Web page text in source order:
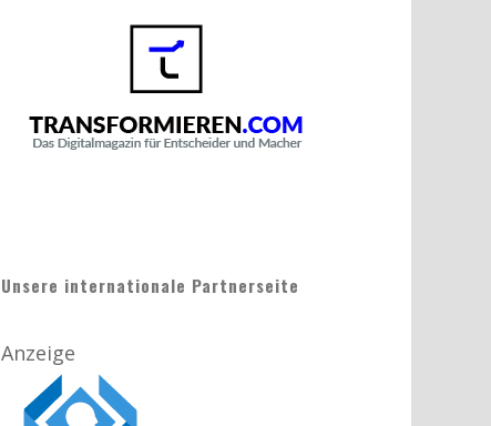
Unsere internationale Partnerseite
Anzeige